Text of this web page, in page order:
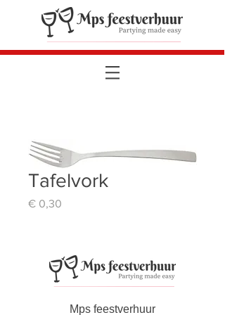
Tafelvork
€ 0,30
Mps feestverhuur